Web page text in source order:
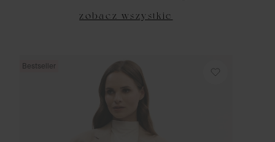
zobacz wszystkie
Bestseller